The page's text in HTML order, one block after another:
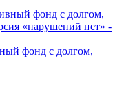
фонд с долгом,